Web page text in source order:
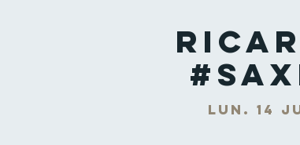
lun. 14